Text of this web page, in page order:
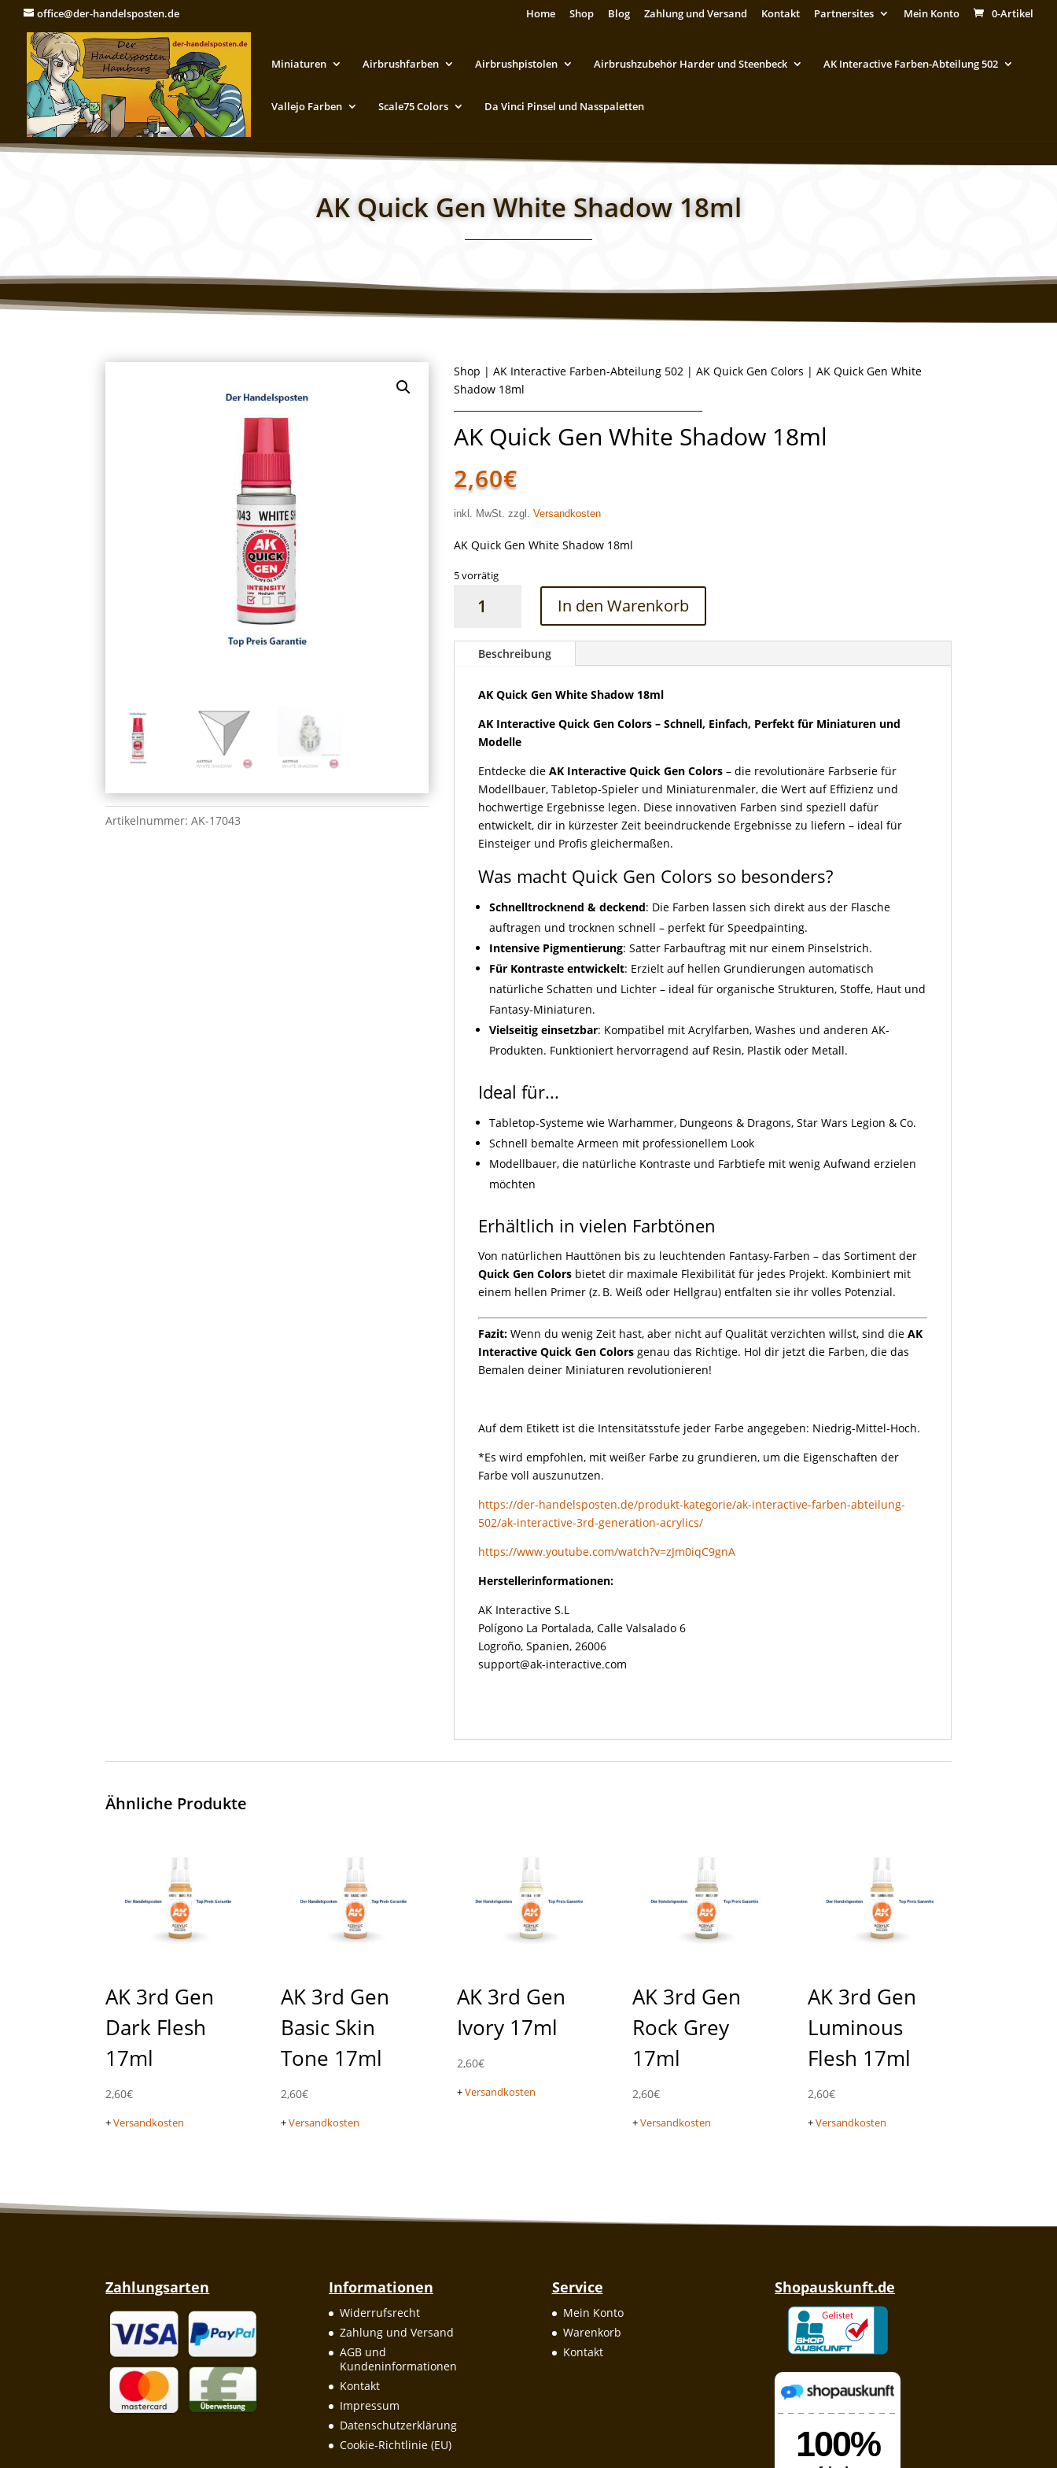
office@der-handelsposten.de Home Shop Blog Zahlung und Versand Kontakt Partnersites Mein Konto 0-Artikel
Miniaturen Airbrushfarben Airbrushpistolen Airbrushzubehör Harder und Steenbeck AK Interactive Farben-Abteilung 502
Vallejo Farben Scale75 Colors Da Vinci Pinsel und Nasspaletten
AK Quick Gen White Shadow 18ml
Artikelnummer:AK-17043
Shop |AK Interactive Farben-Abteilung 502 |AK Quick Gen Colors | AK Quick Gen White
Shadow 18ml
AK Quick Gen White Shadow 18ml
2,60€
inkl. MwSt. zzgl.Versandkosten
AK Quick Gen White Shadow 18ml
5 vorrätig
Quick
White
Menge
In den Warenkorb
Beschreibung
AK Quick Gen White Shadow 18ml
AK Interactive Quick Gen Colors – Schnell, Einfach, Perfekt für Miniaturen und
Modelle
Entdecke dieAK Interactive Quick Gen Colors – die revolutionäre Farbserie für
Modellbauer, Tabletop-Spieler und Miniaturenmaler, die Wert auf Effizienz und
hochwertige Ergebnisse legen. Diese innovativen Farben sind speziell dafür
entwickelt, dir in kürzester Zeit beeindruckende Ergebnisse zu liefern – ideal für
Einsteiger und Profis gleichermaßen.
Was macht Quick Gen Colors so besonders?
Schnelltrocknend & deckend: Die Farben lassen sich direkt aus der Flasche
auftragen und trocknen schnell – perfekt für Speedpainting.
Intensive Pigmentierung: Satter Farbauftrag mit nur einem Pinselstrich.
Für Kontraste entwickelt: Erzielt auf hellen Grundierungen automatisch
natürliche Schatten und Lichter – ideal für organische Strukturen, Stoffe, Haut und
Fantasy-Miniaturen.
Vielseitig einsetzbar: Kompatibel mit Acrylfarben, Washes und anderen AK-
Produkten. Funktioniert hervorragend auf Resin, Plastik oder Metall.
Ideal für...
Tabletop-Systeme wie Warhammer, Dungeons & Dragons, Star Wars Legion & Co.
Schnell bemalte Armeen mit professionellem Look
Modellbauer, die natürliche Kontraste und Farbtiefe mit wenig Aufwand erzielen
möchten
Erhältlich in vielen Farbtönen
Von natürlichen Hauttönen bis zu leuchtenden Fantasy-Farben – das Sortiment der
Quick Gen Colors bietet dir maximale Flexibilität für jedes Projekt. Kombiniert mit
einem hellen Primer (z. B. Weiß oder Hellgrau) entfalten sie ihr volles Potenzial.
Fazit: Wenn du wenig Zeit hast, aber nicht auf Qualität verzichten willst, sind dieAK
Interactive Quick Gen Colors genau das Richtige. Hol dir jetzt die Farben, die das
Bemalen deiner Miniaturen revolutionieren!
Auf dem Etikett ist die Intensitätsstufe jeder Farbe angegeben: Niedrig-Mittel-Hoch.
*Es wird empfohlen, mit weißer Farbe zu grundieren, um die Eigenschaften der
Farbe voll auszunutzen.
https://der-handelsposten.de/produkt-kategorie/ak-interactive-farben-abteilung-
502/ak-interactive-3rd-generation-acrylics/
https://www.youtube.com/watch?v=zJm0iqC9gnA
Herstellerinformationen:
AK Interactive S.L
Polígono La Portalada, Calle Valsalado 6
Logroño, Spanien, 26006
support@ak-interactive.com
Ähnliche Produkte
AK 3rd Gen
Dark Flesh
17ml
2,60€
+Versandkosten
AK 3rd Gen
Basic Skin
Tone 17ml
2,60€
+Versandkosten
AK 3rd Gen
Ivory 17ml
2,60€
+Versandkosten
AK 3rd Gen
Rock Grey
17ml
2,60€
+Versandkosten
AK 3rd Gen
Luminous
Flesh 17ml
2,60€
+Versandkosten
Zahlungsarten Informationen
Widerrufsrecht
Zahlung und Versand
AGB und
Kundeninformationen
Kontakt
Impressum
Datenschutzerklärung
Cookie-Richtlinie (EU)
Service
Mein Konto
Warenkorb
Kontakt
Shopauskunft.de